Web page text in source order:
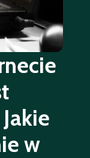
w